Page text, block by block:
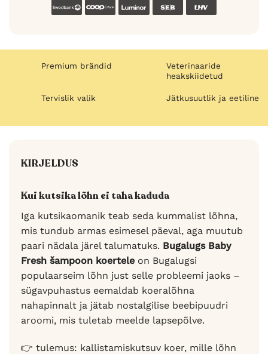
SwedbankCoop Luminor SEB
Premium brändid
Veterinaaride
heakskiidetud
Tervislik valik Jätkusuutlik ja eetiline
KIRJELDUS
Kui kutsika lõhn ei taha kaduda
Iga kutsikaomanik teab seda kummalist lõhna,
mis tundub armas esimesel päeval, aga muutub
paari nädala järel talumatuks. Bugalugs Baby
Fresh šampoon koertele on Bugalugsi
populaarseim lõhn just selle probleemi jaoks –
sügavpuhastus eemaldab koeralõhna
nahapinnalt ja jätab nostalgilise beebipuudri
aroomi, mis tuletab meelde lapsepõlve.
👉 tulemus: kallistamiskutsuv koer, mille lõhn